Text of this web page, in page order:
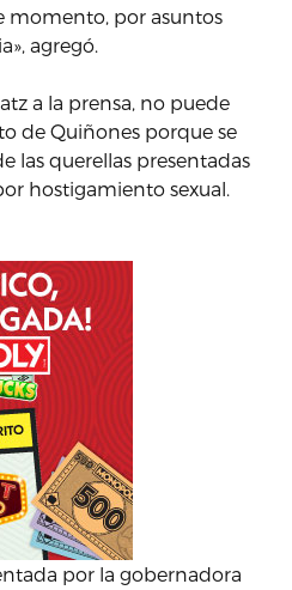
momento, por asuntos
agregó.
a la prensa, no puede
de Quiñones porque se
las querellas presentadas
hostigamiento sexual.
por la gobernadora